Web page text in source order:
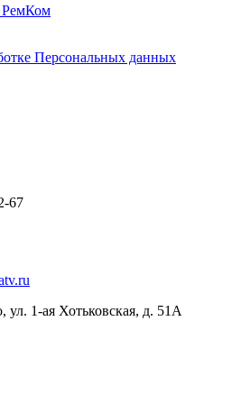
РемКом
Персональных данных
67
1-ая Хотьковская, д. 51А